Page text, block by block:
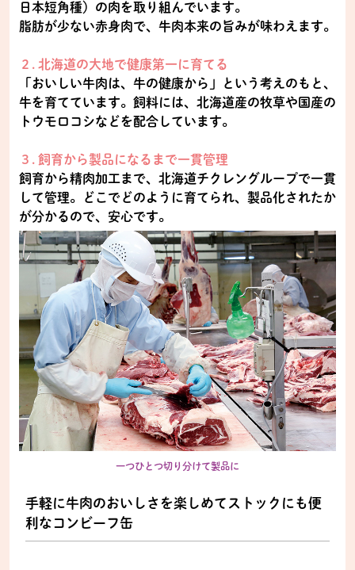
日本短角種）の肉を取り組んでいます。
脂肪が少ない赤身肉で、牛肉本来の旨みが味わえます。
２. 北海道の大地で健康第一に育てる
「おいしい牛肉は、牛の健康から」という考えのもと、
牛を育てています。飼料には、北海道産の牧草や国産の
トウモロコシなどを配合しています。
３. 飼育から製品になるまで一貫管理
飼育から精肉加工まで、北海道チクレングループで一貫
して管理。どこでどのように育てられ、製品化されたか
が分かるので、安心です。
一つひとつ切り分けて製品に
手軽に牛肉のおいしさを楽しめてストックにも便
利なコンビーフ缶